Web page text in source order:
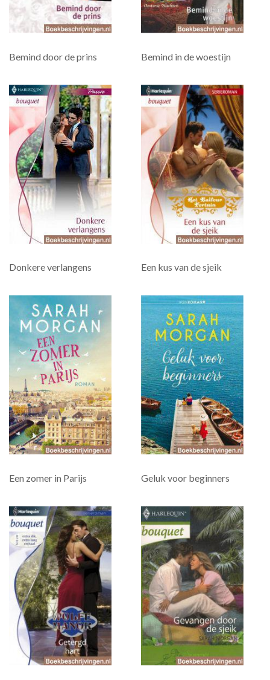
Bemind door de prins Bemind in de woestijn
Donkere verlangens Een kus van de sjeik
Een zomer in Parijs Geluk voor beginners